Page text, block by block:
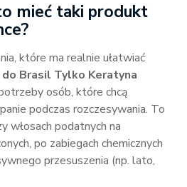
mieć taki produkt
które ma realnie ułatwiać
do Brasil Tylko Keratyna
osób, które chcą
podczas rozczesywania. To
włosach podatnych na
po zabiegach chemicznych
przesuszenia (np. lato,